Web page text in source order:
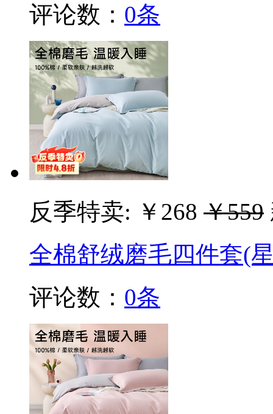
评论数： 0条
反季特卖: ￥268 ￥559
全棉舒绒磨毛四件套(
评论数： 0条